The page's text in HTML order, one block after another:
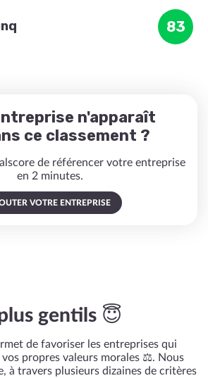
83
n'apparaît
ce classement ?
de référencer votre entreprise
en 2 minutes.
VOTRE ENTREPRISE
gentils 😇
de favoriser les entreprises qui
propres valeurs morales ⚖️. Nous
à travers plusieurs dizaines de critères